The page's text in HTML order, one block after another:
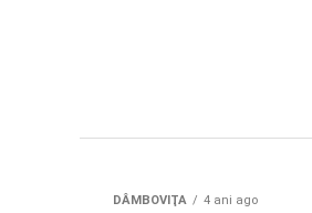
DÂMBOVIŢA 4 ani ago